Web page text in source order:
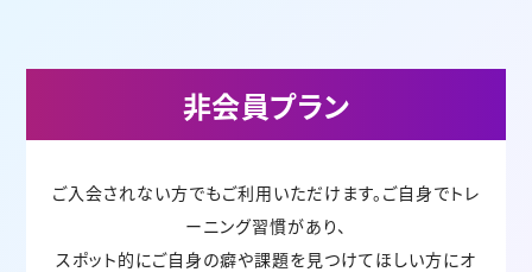
非会員プラン
ご入会されない方でもご利用いただけます。ご自身でトレ
ーニング習慣があり、
スポット的にご自身の癖や課題を見つけてほしい方にオ